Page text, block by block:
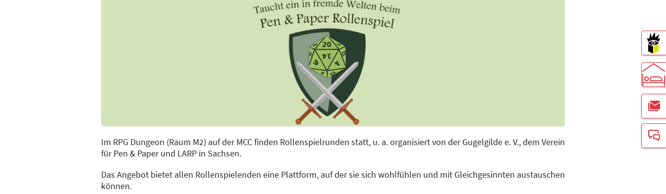
Im RPG Dungeon (Raum M2) auf der MCC finden Rollenspielrunden statt, u. a. organisiert von der Gugelgilde e. V., dem Verein
für Pen & Paper und LARP in Sachsen.
Das Angebot bietet allen Rollenspielenden eine Plattform, auf der sie sich wohlfühlen und mit Gleichgesinnten austauschen
können.